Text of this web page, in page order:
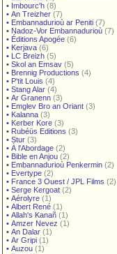
• Imbourc'h (8)
• An Treizher (7)
• Embannadurioù ar Peniti (7)
• Nadoz-Vor Embannadurioù (7)
• Éditions Apogée (6)
• Kerjava (6)
• LC Breizh (5)
• Skol an Emsav (5)
• Brennig Productions (4)
• P'tit Louis (4)
• Stang Alar (4)
• Ar Granenn (3)
• Emglev Bro an Oriant (3)
• Kalanna (3)
• Kerber Kore (3)
• Rubéüs Editions (3)
• Stur (3)
• À l'Abordage (2)
• Bible en Anjou (2)
• Embannadurioù Penkermin (2)
• Evertype (2)
• France 3 Ouest / JPL Films (2)
• Serge Kergoat (2)
• Aérolyre (1)
• Albert René (1)
• Allah's Kanañ (1)
• Amzer Nevez (1)
• An Dalar (1)
• Ar Gripi (1)
• Auzou (1)